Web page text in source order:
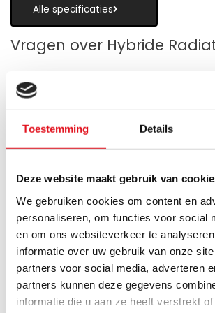
Toestemming Details
Deze website maakt gebruik van
We gebruiken cookies om content en
personaliseren, om functies voor social
en om ons websiteverkeer te
informatie over uw gebruik van onze
partners voor social media, adverteren
partners kunnen deze gegevens
informatie die u aan ze heeft verstrekt
Alle specificaties
Vragen over Hybride
Is een hybride paneelradiator
als alternatief voor
Wanneer zijn de warmteboosters
meest nuttig?
Wat is technisch gezien een
paneelradiator?
Hoe verschilt de warmteafgifte
hybride paneelradiator ten